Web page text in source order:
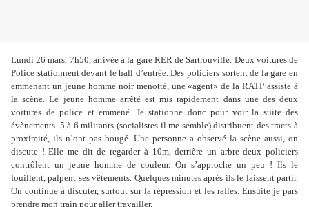
Lundi 26 mars, 7h50, arrivée à la gare RER de Sartrouville. Deux voitures de
Police stationnent devant le hall d’entrée. Des policiers sortent de la gare en
emmenant un jeune homme noir menotté, une «agent» de la RATP assiste à
la scène. Le jeune homme arrêté est mis rapidement dans une des deux
voitures de police et emmené. Je stationne donc pour voir la suite des
évènements. 5 à 6 militants (socialistes il me semble) distribuent des tracts à
proximité, ils n’ont pas bougé. Une personne a observé la scène aussi, on
discute ! Elle me dit de regarder à 10m, derrière un arbre deux policiers
contrôlent un jeune homme de couleur. On s’approche un peu ! Ils le
fouillent, palpent ses vêtements. Quelques minutes après ils le laissent partir.
On continue à discuter, surtout sur la répression et les rafles. Ensuite je pars
prendre mon train pour aller travailler.